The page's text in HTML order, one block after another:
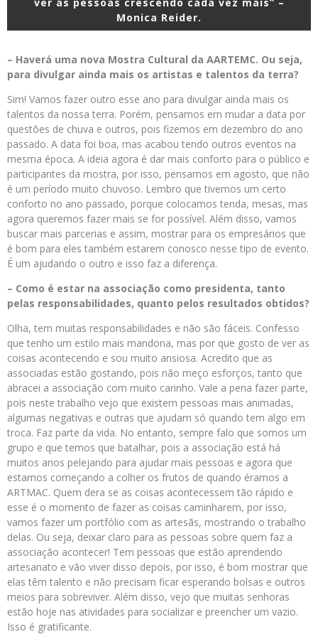
ver as pessoas crescendo cada vez mais” –
Monica Reider.
– Haverá uma nova Mostra Cultural da AARTEMC. Ou seja,
para divulgar ainda mais os artistas e talentos da terra?
Sim! Vamos fazer outro esse ano para divulgar ainda mais os
talentos da nossa terra. Porém, pensamos em mudar a data por
questões de chuva e outros, pois fizemos em dezembro do ano
passado. A data foi boa, mas acabou tendo outros eventos na
mesma época. A ideia agora é dar mais conforto para o público e
participantes da mostra, por isso, pensamos em agosto, que não
é um período muito chuvoso. Lembro que tivemos um certo
conforto no ano passado, porque colocamos tenda, mesas, mas
agora queremos fazer mais se for possível. Além disso, vamos
buscar mais parcerias e assim, mostrar para os empresários que
é bom para eles também estarem conosco nesse tipo de evento.
É um ajudando o outro e isso faz a diferença.
– Como é estar na associação como presidenta, tanto
pelas responsabilidades, quanto pelos resultados obtidos?
Olha, tem muitas responsabilidades e não são fáceis. Confesso
que tenho um estilo mais mandona, mas por que gosto de ver as
coisas acontecendo e sou muito ansiosa. Acredito que as
associadas estão gostando, pois não meço esforços, tanto que
abracei a associação com muito carinho. Vale a pena fazer parte,
pois neste trabalho vejo que existem pessoas mais animadas,
algumas negativas e outras que ajudam só quando tem algo em
troca. Faz parte da vida. No entanto, sempre falo que somos um
grupo e que temos que batalhar, pois a associação está há
muitos anos pelejando para ajudar mais pessoas e agora que
estamos começando a colher os frutos de quando éramos a
ARTMAC. Quem dera se as coisas acontecessem tão rápido e
esse é o momento de fazer as coisas caminharem, por isso,
vamos fazer um portfólio com as artesãs, mostrando o trabalho
delas. Ou seja, deixar claro para as pessoas sobre quem faz a
associação acontecer! Tem pessoas que estão aprendendo
artesanato e vão viver disso depois, por isso, é bom mostrar que
elas têm talento e não precisam ficar esperando bolsas e outros
meios para sobreviver. Além disso, vejo que muitas senhoras
estão hoje nas atividades para socializar e preencher um vazio.
Isso é gratificante.